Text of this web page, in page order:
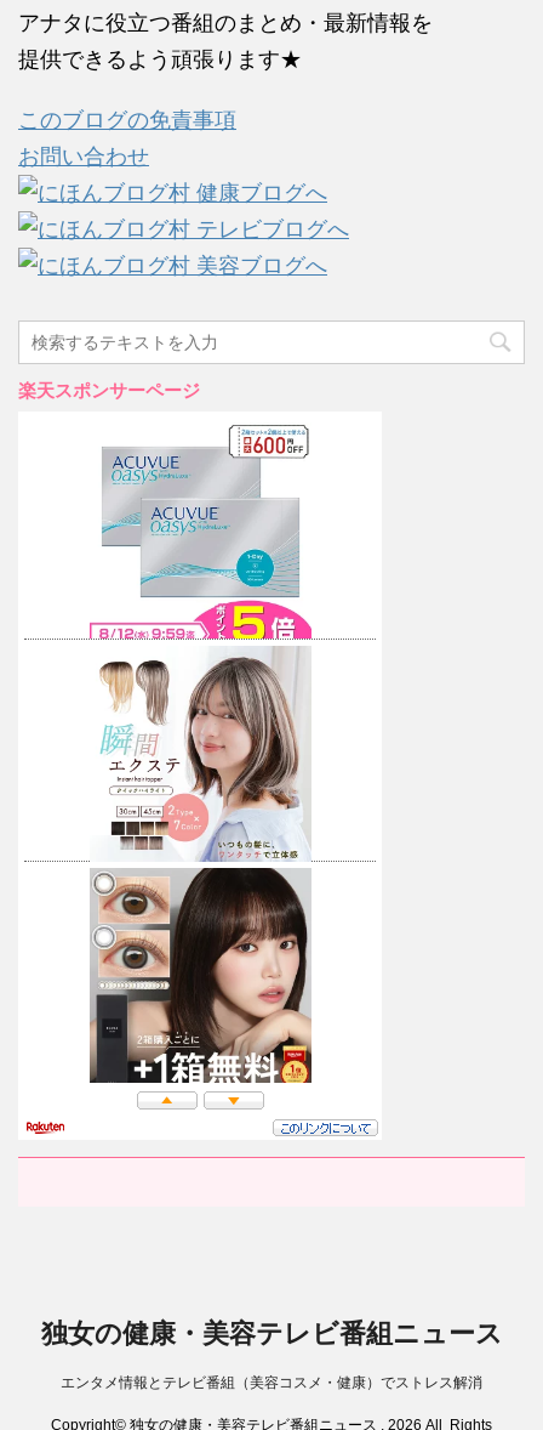
アナタに役立つ番組のまとめ・最新情報を
提供できるよう頑張ります★
このブログの免責事項
お問い合わせ
楽天スポンサーページ
独女の健康・美容テレビ番組ニュース
エンタメ情報とテレビ番組（美容コスメ・健康）でストレス解消
Copyright© 独女の健康・美容テレビ番組ニュース , 2026 All Rights